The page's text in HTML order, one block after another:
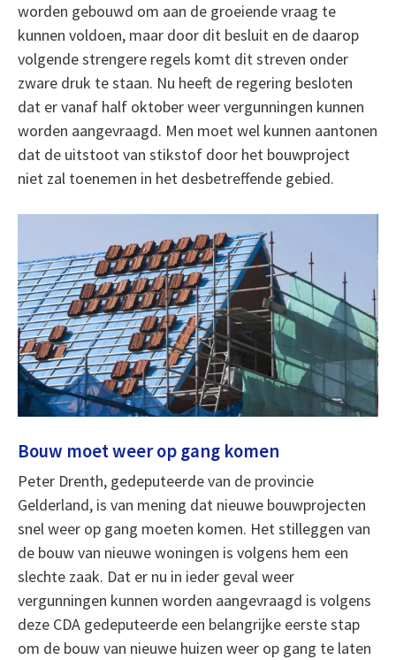
worden gebouwd om aan de groeiende vraag te
kunnen voldoen, maar door dit besluit en de daarop
volgende strengere regels komt dit streven onder
zware druk te staan. Nu heeft de regering besloten
dat er vanaf half oktober weer vergunningen kunnen
worden aangevraagd. Men moet wel kunnen aantonen
dat de uitstoot van stikstof door het bouwproject
niet zal toenemen in het desbetreffende gebied.
Bouw moet weer op gang komen
Peter Drenth, gedeputeerde van de provincie
Gelderland, is van mening dat nieuwe bouwprojecten
snel weer op gang moeten komen. Het stilleggen van
de bouw van nieuwe woningen is volgens hem een
slechte zaak. Dat er nu in ieder geval weer
vergunningen kunnen worden aangevraagd is volgens
deze CDA gedeputeerde een belangrijke eerste stap
om de bouw van nieuwe huizen weer op gang te laten